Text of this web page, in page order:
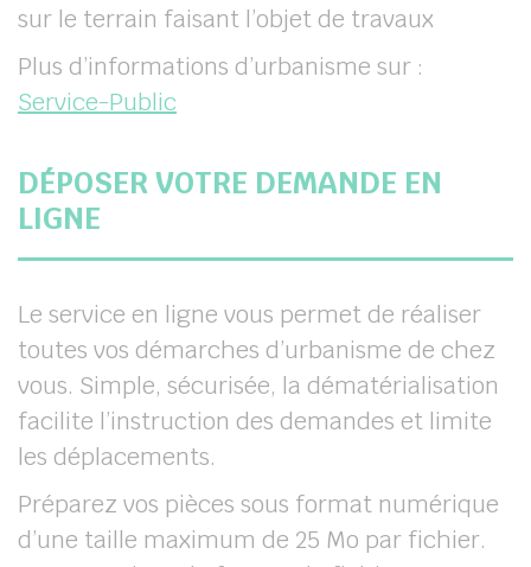
sur le terrain faisant l’objet de travaux
Plus d’informations d’urbanisme sur :
Service-Public
DÉPOSER VOTRE DEMANDE EN
LIGNE
Le service en ligne vous permet de réaliser
toutes vos démarches d’urbanisme de chez
vous. Simple, sécurisée, la dématérialisation
facilite l’instruction des demandes et limite
les déplacements.
Préparez vos pièces sous format numérique
d’une taille maximum de 25 Mo par fichier.